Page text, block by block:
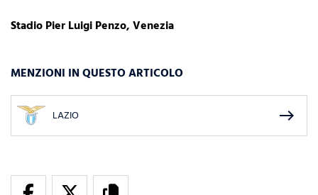
Stadio Pier Luigi Penzo, Venezia
MENZIONI IN QUESTO ARTICOLO
LAZIO east